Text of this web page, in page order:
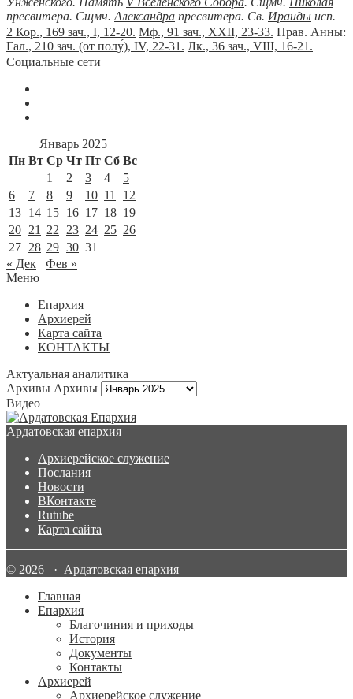
пресвитера. Сщмч. Александра пресвитера. Св. Ираиды исп.
2 Кор., 169 зач., I, 12-20. Мф., 91 зач., XXII, 23-33. Прав. Анны:
Гал., 210 зач. (от полу́), IV, 22-31. Лк., 36 зач., VIII, 16-21.
Социальные сети
Январь 2025
Пн Вт Ср Чт Пт Сб Вс
1
2 3 4
5
6
7 8 9 10 11
12
13 14 15 16 17 18 19
20 21 22 23 24 25 26
27 28 29 30 31
« Дек
Фев »
Меню
Епархия
Архиерей
Карта сайта
КОНТАКТЫ
Актуальная аналитика
Архивы Архивы
Видео
Ардатовская епархия
Архиерейское служение
Послания
Новости
ВКонтакте
Rutube
Карта сайта
© 2026 · Ардатовская епархия
Главная
Епархия
Благочиния и приходы
История
Документы
Контакты
Архиерей
Архиерейское служение